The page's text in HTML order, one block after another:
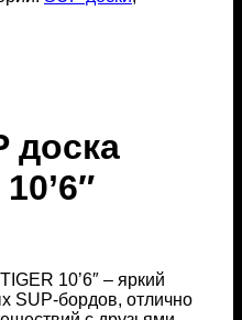
доска
10’6″ – яркий
SUP-бордов, отлично